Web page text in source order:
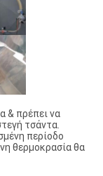
& πρέπει να
τσάντα.
περίοδο
θερμοκρασία θα